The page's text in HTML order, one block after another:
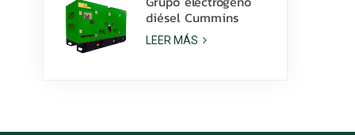
diésel Cummins
6ZTAA13-G2 de 425
kVA para aplicaciones
LEER MÁS